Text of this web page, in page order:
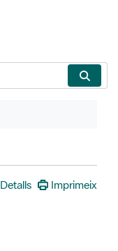
Detalls Imprimeix